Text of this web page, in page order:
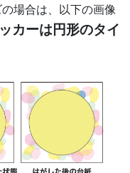
場合は、以下の画像
カーは円形のタイ